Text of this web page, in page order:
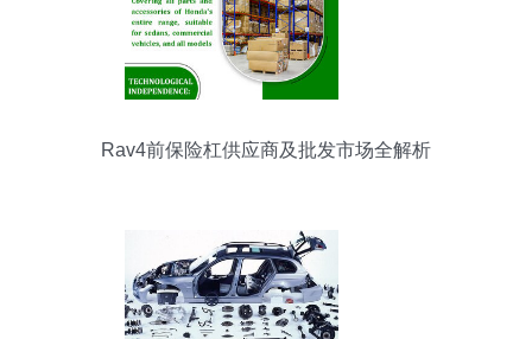
Rav4前保险杠供应商及批发市场全解析